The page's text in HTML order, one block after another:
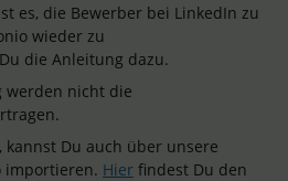
es, die Bewerber bei LinkedIn zu
wieder zu
die Anleitung dazu.
werden nicht die
kannst Du auch über unsere
importieren. Hier findest Du den